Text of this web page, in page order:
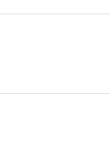
el crecimiento.